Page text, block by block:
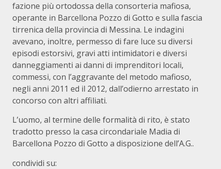
fazione più ortodossa della consorteria mafiosa,
operante in Barcellona Pozzo di Gotto e sulla fascia
tirrenica della provincia di Messina. Le indagini
avevano, inoltre, permesso di fare luce su diversi
episodi estorsivi, gravi atti intimidatori e diversi
danneggiamenti ai danni di imprenditori locali,
commessi, con l’aggravante del metodo mafioso,
negli anni 2011 ed il 2012, dall’odierno arrestato in
concorso con altri affiliati.
L’uomo, al termine delle formalità di rito, è stato
tradotto presso la casa circondariale Madia di
Barcellona Pozzo di Gotto a disposizione dell’A.G..
condividi su: